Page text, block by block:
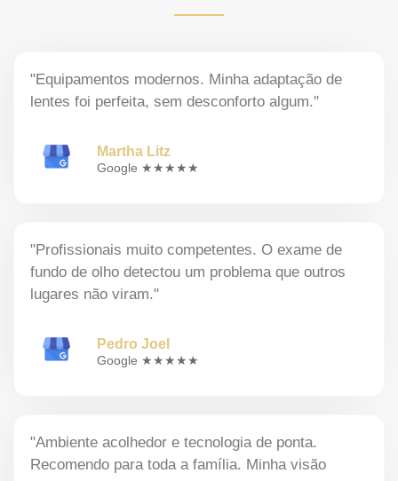
"Equipamentos modernos. Minha adaptação de
lentes foi perfeita, sem desconforto algum."
Martha Litz
Google ★★★★★
"Profissionais muito competentes. O exame de
fundo de olho detectou um problema que outros
lugares não viram."
Pedro Joel
Google ★★★★★
"Ambiente acolhedor e tecnologia de ponta.
Recomendo para toda a família. Minha visão